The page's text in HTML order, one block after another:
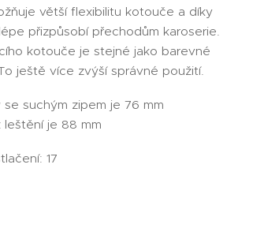
větší flexibilitu kotouče a díky
přizpůsobí přechodům karoserie.
kotouče je stejné jako barevné
ještě více zvýší správné použití.
se suchým zipem je 76 mm
leštění je 88 mm
17